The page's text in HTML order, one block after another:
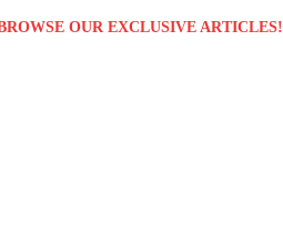
OUR EXCLUSIVE ARTICLES!